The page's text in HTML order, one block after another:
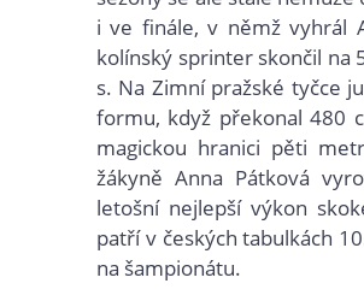
i ve finále, v němž vyhrál
kolínský sprinter skončil na
s. Na Zimní pražské tyčce
formu, když překonal 480
magickou hranici pěti
žákyně Anna Pátková
letošní nejlepší výkon
patří v českých tabulkách
na šampionátu.